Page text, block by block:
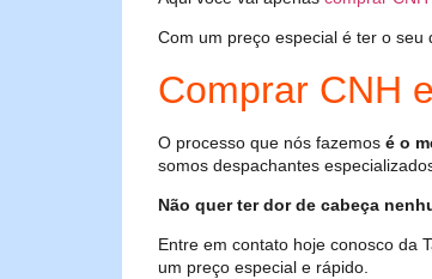
Com um preço especial é ter o seu
Comprar CNH
O processo que nós fazemos é o
somos despachantes
Não quer ter dor de cabeça
Entre em contato hoje conosco da
um preço especial e rápido.